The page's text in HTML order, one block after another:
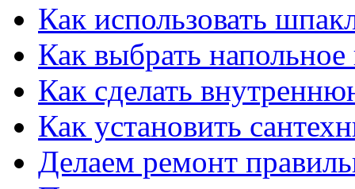
Как использовать
Как выбрать
Как сделать
Как установить
Делаем ремонт